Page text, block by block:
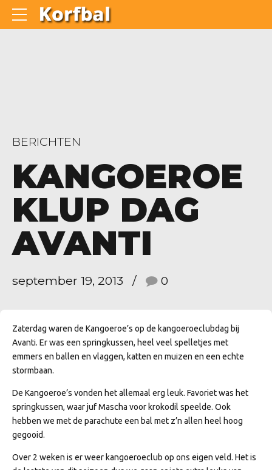
BERICHTEN
KANGOEROE
KLUP DAG
AVANTI
september 19, 2013 0
Zaterdag waren de Kangoeroe’s op de kangoeroeclubdag bij
Avanti. Er was een springkussen, heel veel spelletjes met
emmers en ballen en vlaggen, katten en muizen en een echte
stormbaan.
De Kangoeroe’s vonden het allemaal erg leuk. Favoriet was het
springkussen, waar juf Mascha voor krokodil speelde. Ook
hebben we met de parachute een bal met z’n allen heel hoog
gegooid.
Over 2 weken is er weer kangoeroeclub op ons eigen veld. Het is